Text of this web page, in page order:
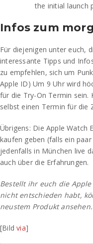
the initial launch
Infos zum
Für diejenigen unter euch,
interessante Tipps und
zu empfehlen, sich um
Apple ID) Um 9 Uhr wird
für die Try-On Termin sein.
selbst einen Termin für die
Übrigens: Die Apple Watch
kaufen geben (falls ein
jedenfalls in München live
auch über die Erfahrungen.
Bestellt ihr euch die
nicht entschieden habt,
neustem Produkt ansehen.
[Bildvia]